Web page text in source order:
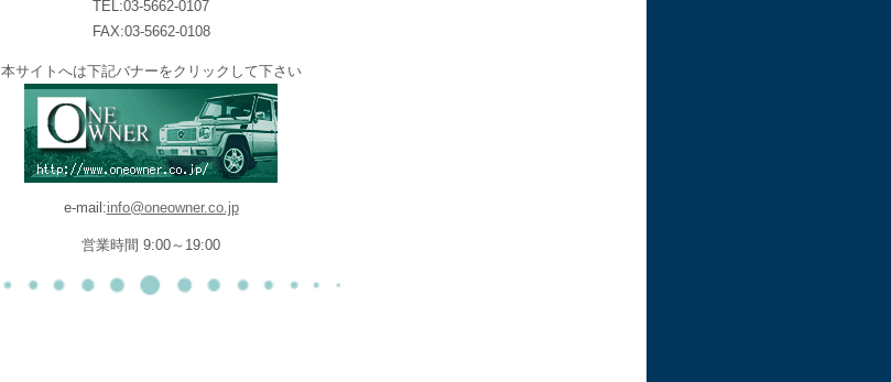
TEL:03-5662-0107
FAX:03-5662-0108
本サイトへは下記バナーをクリックして下さい
e-mail:info@oneowner.co.jp
営業時間 9:00～19:00